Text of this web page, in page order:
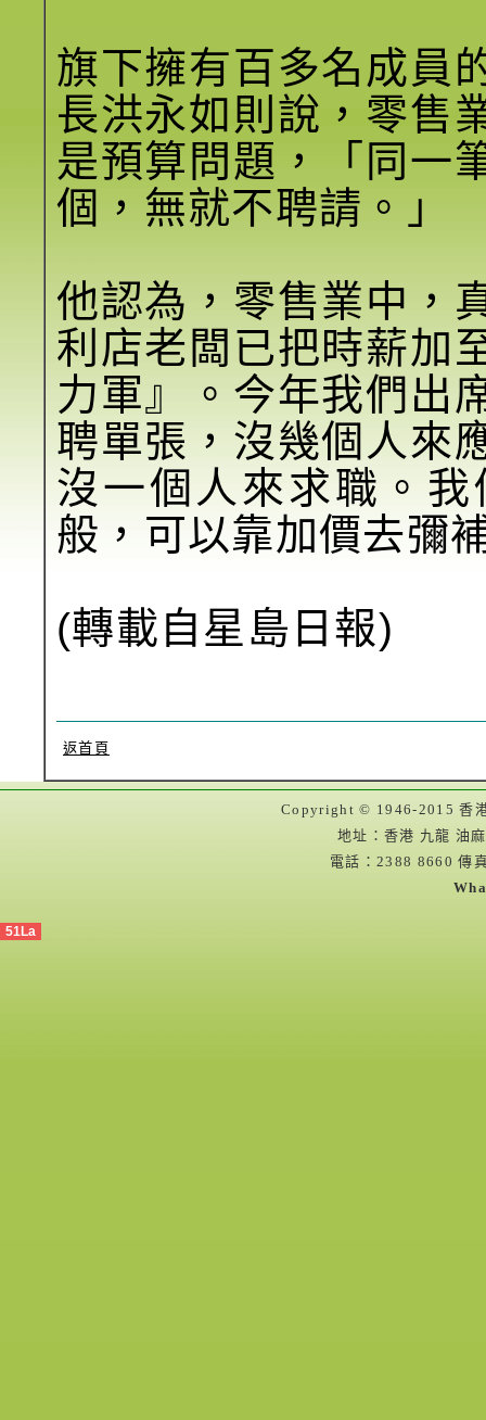
旗下擁有百多名成員
長洪永如則說，零售
是預算問題，「同一
個，無就不聘請。」
他認為，零售業中，
利店老闆已把時薪加
力軍』。今年我們出
聘單張，沒幾個人來
沒一個人來求職。
般，可以靠加價去彌
(轉載自星島日報)
返首頁
Copyright © 1946-2015 香
地址：香港 九龍 油
電話：2388 8660 傳
51La